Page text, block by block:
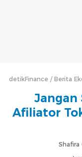
detikFinance Berita
Jangan
Afiliator
Shafira